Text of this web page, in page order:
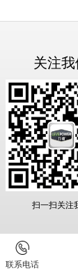
联系电话
关注我
扫一扫关注